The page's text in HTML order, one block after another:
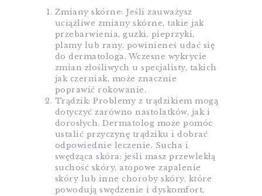
Zmiany skórne: Jeśli zauważysz
uciążliwe zmiany skórne, takie jak
przebarwienia, guzki, pieprzyki,
plamy lub rany, powinieneś udać się
do dermatologa. Wczesne wykrycie
zmian złośliwych u specjalisty, takich
jak czerniak, może znacznie
poprawić rokowanie.
Trądzik: Problemy z trądzikiem mogą
dotyczyć zarówno nastolatków, jak i
dorosłych. Dermatolog może pomóc
ustalić przyczynę trądziku i dobrać
odpowiednie leczenie. Sucha i
swędząca skóra: jeśli masz przewlekłą
suchość skóry, atopowe zapalenie
skóry lub inne choroby skóry, które
powodują swędzenie i dyskomfort,